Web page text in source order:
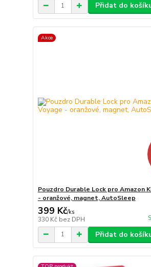
Přidat do
Akce
Pouzdro Durable Lock pro Amazon
- oranžové, magnet, AutoSleep
399 Kč/ks
330 Kč bez DPH
Přidat do